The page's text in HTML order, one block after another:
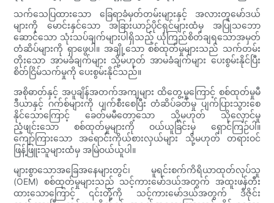
သက်သေပြထားသော ခြေရာခံမှတ်တမ်းများနှင့် အလားတူမော်ဒယ်
များကို မောင်းနှင်သော အခြားယာဉ်ပိုင်ရှင်များထံမှ အပြုသဘော
ဆောင်သော သုံးသပ်ချက်များပါရှိသည့် ယုံကြည်စိတ်ချရသောအမှတ်
တံဆိပ်များကို ရှာဖွေပါ။ အချို့သော စစ်ထုတ်မှုများသည် သက်တမ်း
တိုးသော အာမခံချက်များ သို့မဟုတ် အာမခံချက်များ ပေးစွမ်းနိုင်ပြီး
စိတ်ငြိမ်သက်မှုကို ပေးစွမ်းနိုင်သည်။
အစိုဓာတ်နှင့် အပူချိန်အတက်အကျများ ထိတွေ့မှုကြောင့် စစ်ထုတ်မှုမီ
ဒီယာနှင့် ဂက်စ်များကို ပျက်စီးစေပြီး တံဆိပ်ခတ်မှု ပျက်ပြားသွားစေ
နိုင်သောကြောင့် ခေတ်မမီတော့သော သို့မဟုတ် သိုလှောင်မှု
ညံ့ဖျင်းသော စစ်ထုတ်မှုများကို ဝယ်ယူခြင်းမှ ရှောင်ကြဉ်ပါ။
ကျော်ကြားသော အရောင်းကိုယ်စားလှယ်များ သို့မဟုတ် တရားဝင်
ဖြန့်ဖြူးသူများထံမှ အမြဲဝယ်ယူပါ။
များစွာသောအခြေအနေများတွင်၊ မူရင်းစက်ကိရိယာထုတ်လုပ်သူ
(OEM) စစ်ထုတ်မှုများသည် သင့်ကားမော်ဒယ်အတွက် အထူးဖန်တီး
ထားသောကြောင့် ၎င်းတို့ကို သင့်ကားမော်ဒယ်အတွက် ဒီဇိုင်း